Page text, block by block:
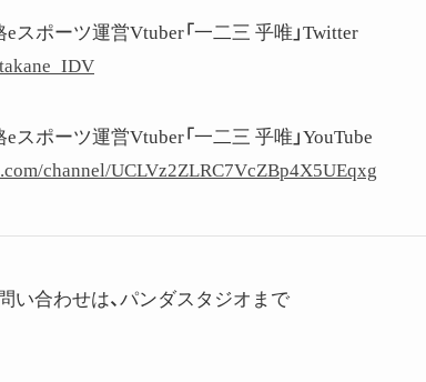
スポーツ運営Vtuber「一二三 乎唯」Twitter
スポーツ運営Vtuber「一二三 乎唯」YouTube
channel/UCLVz2ZLRC7VcZBp4X5UEqxg
い合わせは、パンダスタジオまで